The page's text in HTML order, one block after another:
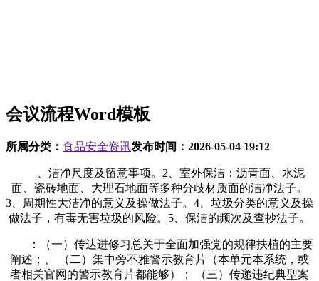
会议流程Word模板
所属分类： 食品安全资讯发布时间： 2026-05-04 19:12
、洁净尺度及留意事项。2、室外保洁：沥青面、水泥
面、瓷砖地面、大理石地面等多种分歧材质面的洁净法子。
3、周期性大洁净的意义及操做法子。4、垃圾分类的意义及操
做法子，有毒无害垃圾的风险。5、保洁的频次及查抄法子。
：（一）传达进修习总关于全面加强党的规律扶植的主要
阐述；、 （二）集中旁不雅警示教育片（本单元本系统，或
者相关官网的警示教育片都能够）； （三）传递违纪典型案